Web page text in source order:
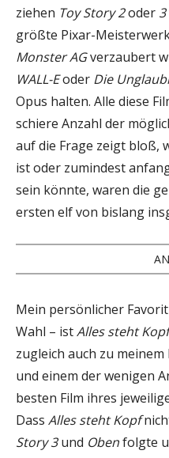
ziehen Toy Story 2oder 3
größte Pixar-
Monster AGverzaubert
WALL-Eoder Die
Opus halten. Alle diese
schiere Anzahl der
auf die Frage zeigt bloß,
ist oder zumindest
sein könnte, waren die
ersten elf von bislang
Mein persönlicher
Wahl – istAlles steht Kopf
zugleich auch zu
und einem der wenigen
besten Film ihres
Dass Alles steht Kopf
Story 3und Obenfolgte